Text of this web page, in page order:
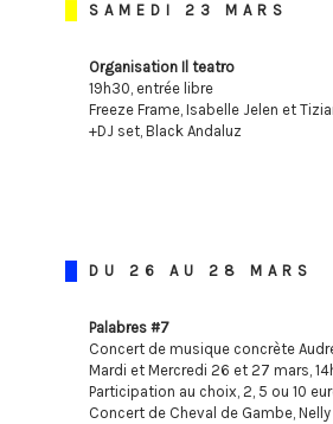
SAMEDI 23 MARS
Organisation Il teatro
19h30, entrée libre
Freeze Frame, Isabelle Jelen et
+DJ set, Black Andaluz
DU 26 AU 28 MARS
Palabres #7
Concert de musique concrète
Mardi et Mercredi 26 et 27 mars,
Participation au choix, 2, 5 ou 10
Concert de Cheval de Gambe,